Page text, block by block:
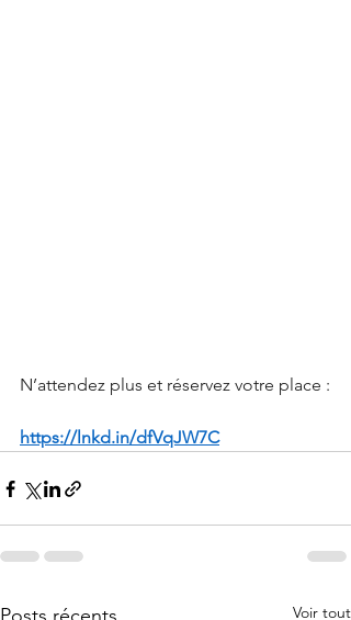
N’attendez plus et réservez votre place :
https://lnkd.in/dfVqJW7C
Voir tout